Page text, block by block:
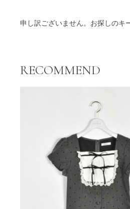
商品一覧
申し訳ございません。お探しのキ
RECOMMEND